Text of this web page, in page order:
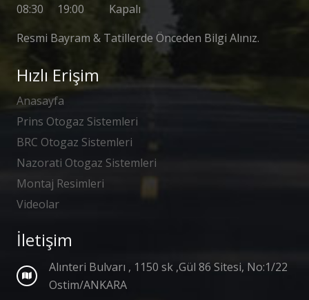
08:30 19:00 Kapalı
Resmi Bayram & Tatillerde Önceden Bilgi Alınız.
Hızlı Erişim
Anasayfa
Prins Otogaz Sistemleri
BRC Otogaz Sistemleri
Nazorati Otogaz Sistemleri
Montaj Resimleri
Videolar
İletişim
Alınteri Bulvarı , 1150 sk ,Gül 86 Sitesi, No:1/22
Ostim/ANKARA